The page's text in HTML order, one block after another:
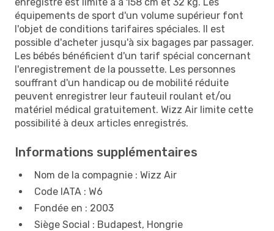
équipements de sport d'un volume supérieur font
l'objet de conditions tarifaires spéciales. Il est
possible d'acheter jusqu'à six bagages par passager.
Les bébés bénéficient d'un tarif spécial concernant
l'enregistrement de la poussette. Les personnes
souffrant d'un handicap ou de mobilité réduite
peuvent enregistrer leur fauteuil roulant et/ou
matériel médical gratuitement. Wizz Air limite cette
possibilité à deux articles enregistrés.
Informations supplémentaires
Nom de la compagnie : Wizz Air
Code IATA : W6
Fondée en : 2003
Siège Social : Budapest, Hongrie